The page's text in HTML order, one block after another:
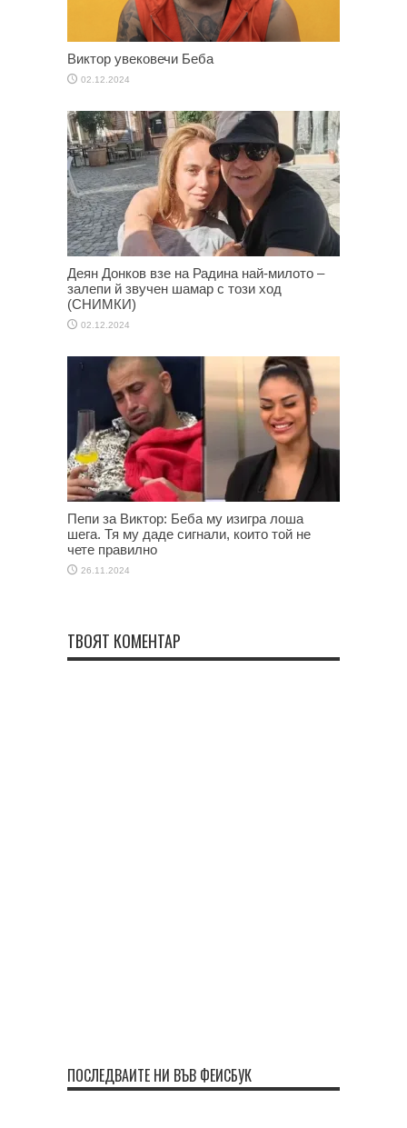
Виктор увековечи Беба
02.12.2024
Деян Донков взе на Радина най-милото –
залепи й звучен шамар с този ход
(СНИМКИ)
02.12.2024
Пепи за Виктор: Беба му изигра лоша
шега. Тя му даде сигнали, които той не
чете правилно
26.11.2024
ТВОЯТ КОМЕНТАР
ПОСЛЕДВАЙТЕ НИ ВЪВ ФЕЙСБУК